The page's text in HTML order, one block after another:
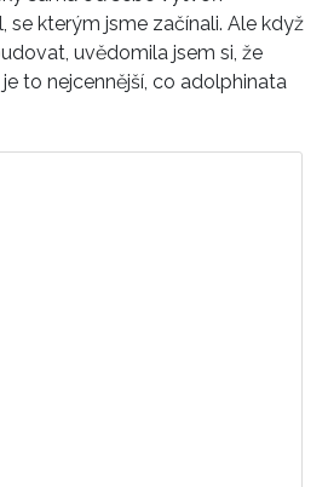
se kterým jsme začínali. Ale když
uvědomila jsem si, že
to nejcennější, co adolphinata